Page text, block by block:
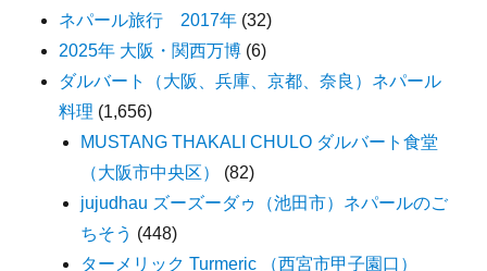
ネパール旅行 2017年 (32)
2025年 大阪・関西万博 (6)
ダルバート（大阪、兵庫、京都、奈良）ネパール
料理 (1,656)
MUSTANG THAKALI CHULO ダルバート食堂
（大阪市中央区）
(82)
jujudhau ズーズーダゥ（池田市）ネパールのご
ちそう (448)
ターメリック Turmeric （西宮市甲子園口）